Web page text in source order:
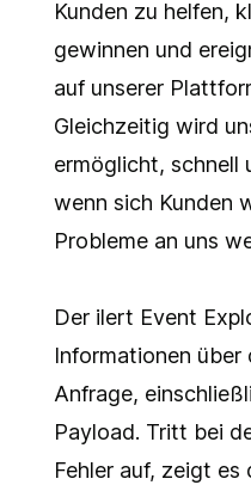
Kunden zu helfen,
gewinnen und
auf unserer
Gleichzeitig wird
ermöglicht, schnell
wenn sich Kunden
Probleme an uns
Der ilert Event
Informationen über
Anfrage,
Payload. Tritt bei
Fehler auf, zeigt es